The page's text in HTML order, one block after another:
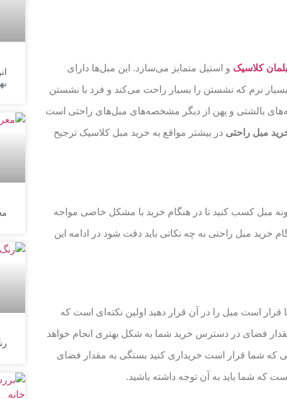
کلاسیک و استیل متمایز می‌سازد. این مبل‌ها دارای
بسیار نرم که نشستن را بسیار راحت می‌کند و فرد با نشستن
بالشتی و پهن از دیگر مشخصه‌های مبل‌های راحتی است
مبل راحتی در بیشتر مواقع به خرید مبل کلاسیک ترجیح
مبل کسب کنید تا در هنگام خرید با مشکل خاصی مواجه
خرید مبل راحتی به چه نکاتی باید دقت شود در ادامه این
قرار است مبل را در آن قرار دهید اولین نکته‌ای است که
مقدار فضای در دسترس خرید شما به شکل بهتری انجام خواهد
که شما قرار است خریداری کنید بستگی به مقدار فضای
که شما باید به آن توجه داشته باشید.